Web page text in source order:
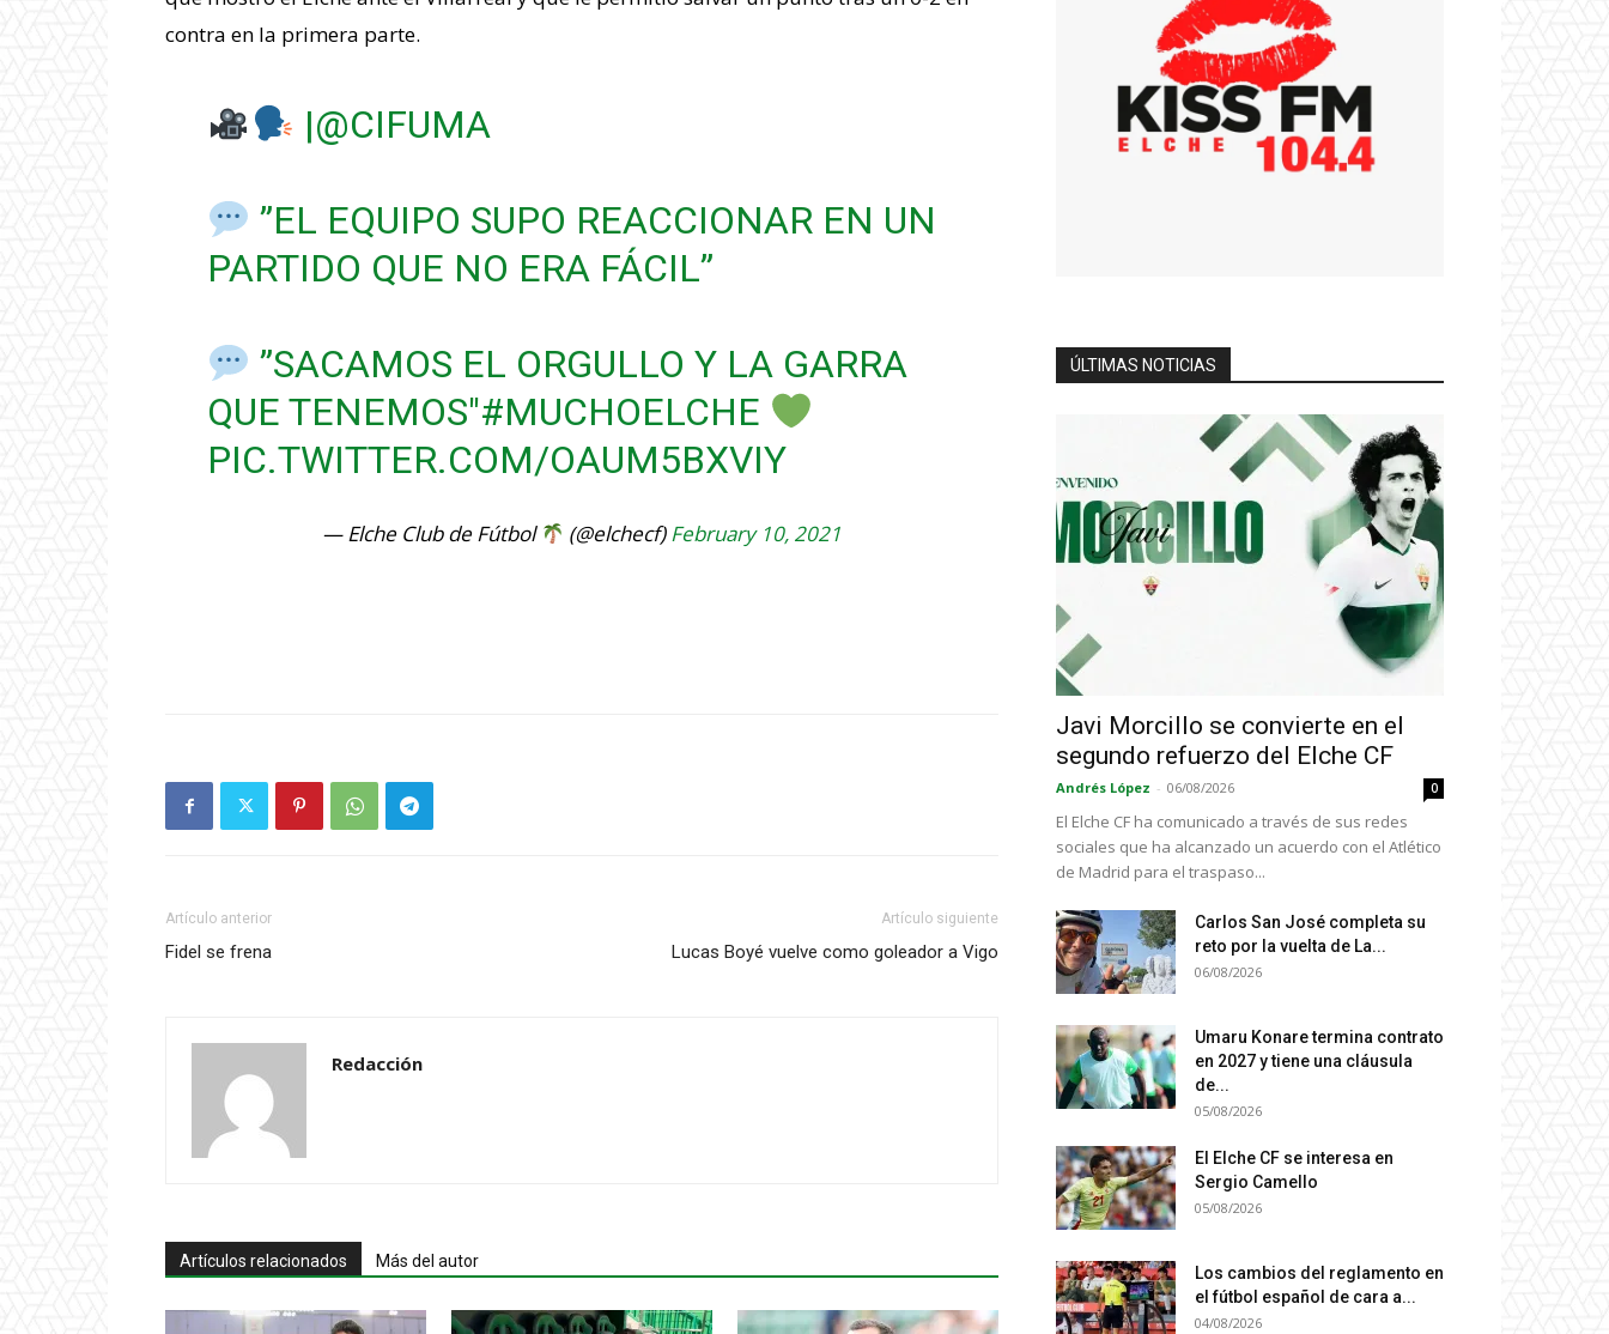
contra en la primera parte.
|@CIFUMA
”EL EQUIPO SUPO REACCIONAR EN UN
PARTIDO QUE NO ERA FÁCIL”
”SACAMOS EL ORGULLO Y LA GARRA
QUE TENEMOS"#MUCHOELCHE
PIC.TWITTER.COM/OAUM5BXVIY
— Elche Club de Fútbol (@elchecf)February 10, 2021
Artículo anterior
Fidel se frena
Artículo siguiente
Lucas Boyé vuelve como goleador a Vigo
Redacción
Artículos relacionados Más del autor
ÚLTIMAS NOTICIAS
Javi Morcillo se convierte en el
segundo refuerzo del Elche CF
Andrés López - 06/08/2026 0
El Elche CF ha comunicado a través de sus redes
sociales que ha alcanzado un acuerdo con el Atlético
de Madrid para el traspaso...
Carlos San José completa su
reto por la vuelta de La...
06/08/2026
Umaru Konare termina contrato
en 2027 y tiene una cláusula
de...
05/08/2026
El Elche CF se interesa en
Sergio Camello
05/08/2026
Los cambios del reglamento en
el fútbol español de cara a...
04/08/2026